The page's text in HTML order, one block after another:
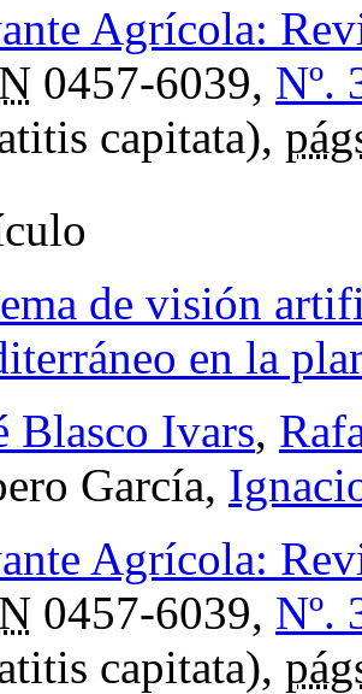
Agrícola:
0457-6039, Nº.
capitata),
de visión
en la
Blasco Ivars,
García,
Agrícola:
0457-6039, Nº.
capitata),